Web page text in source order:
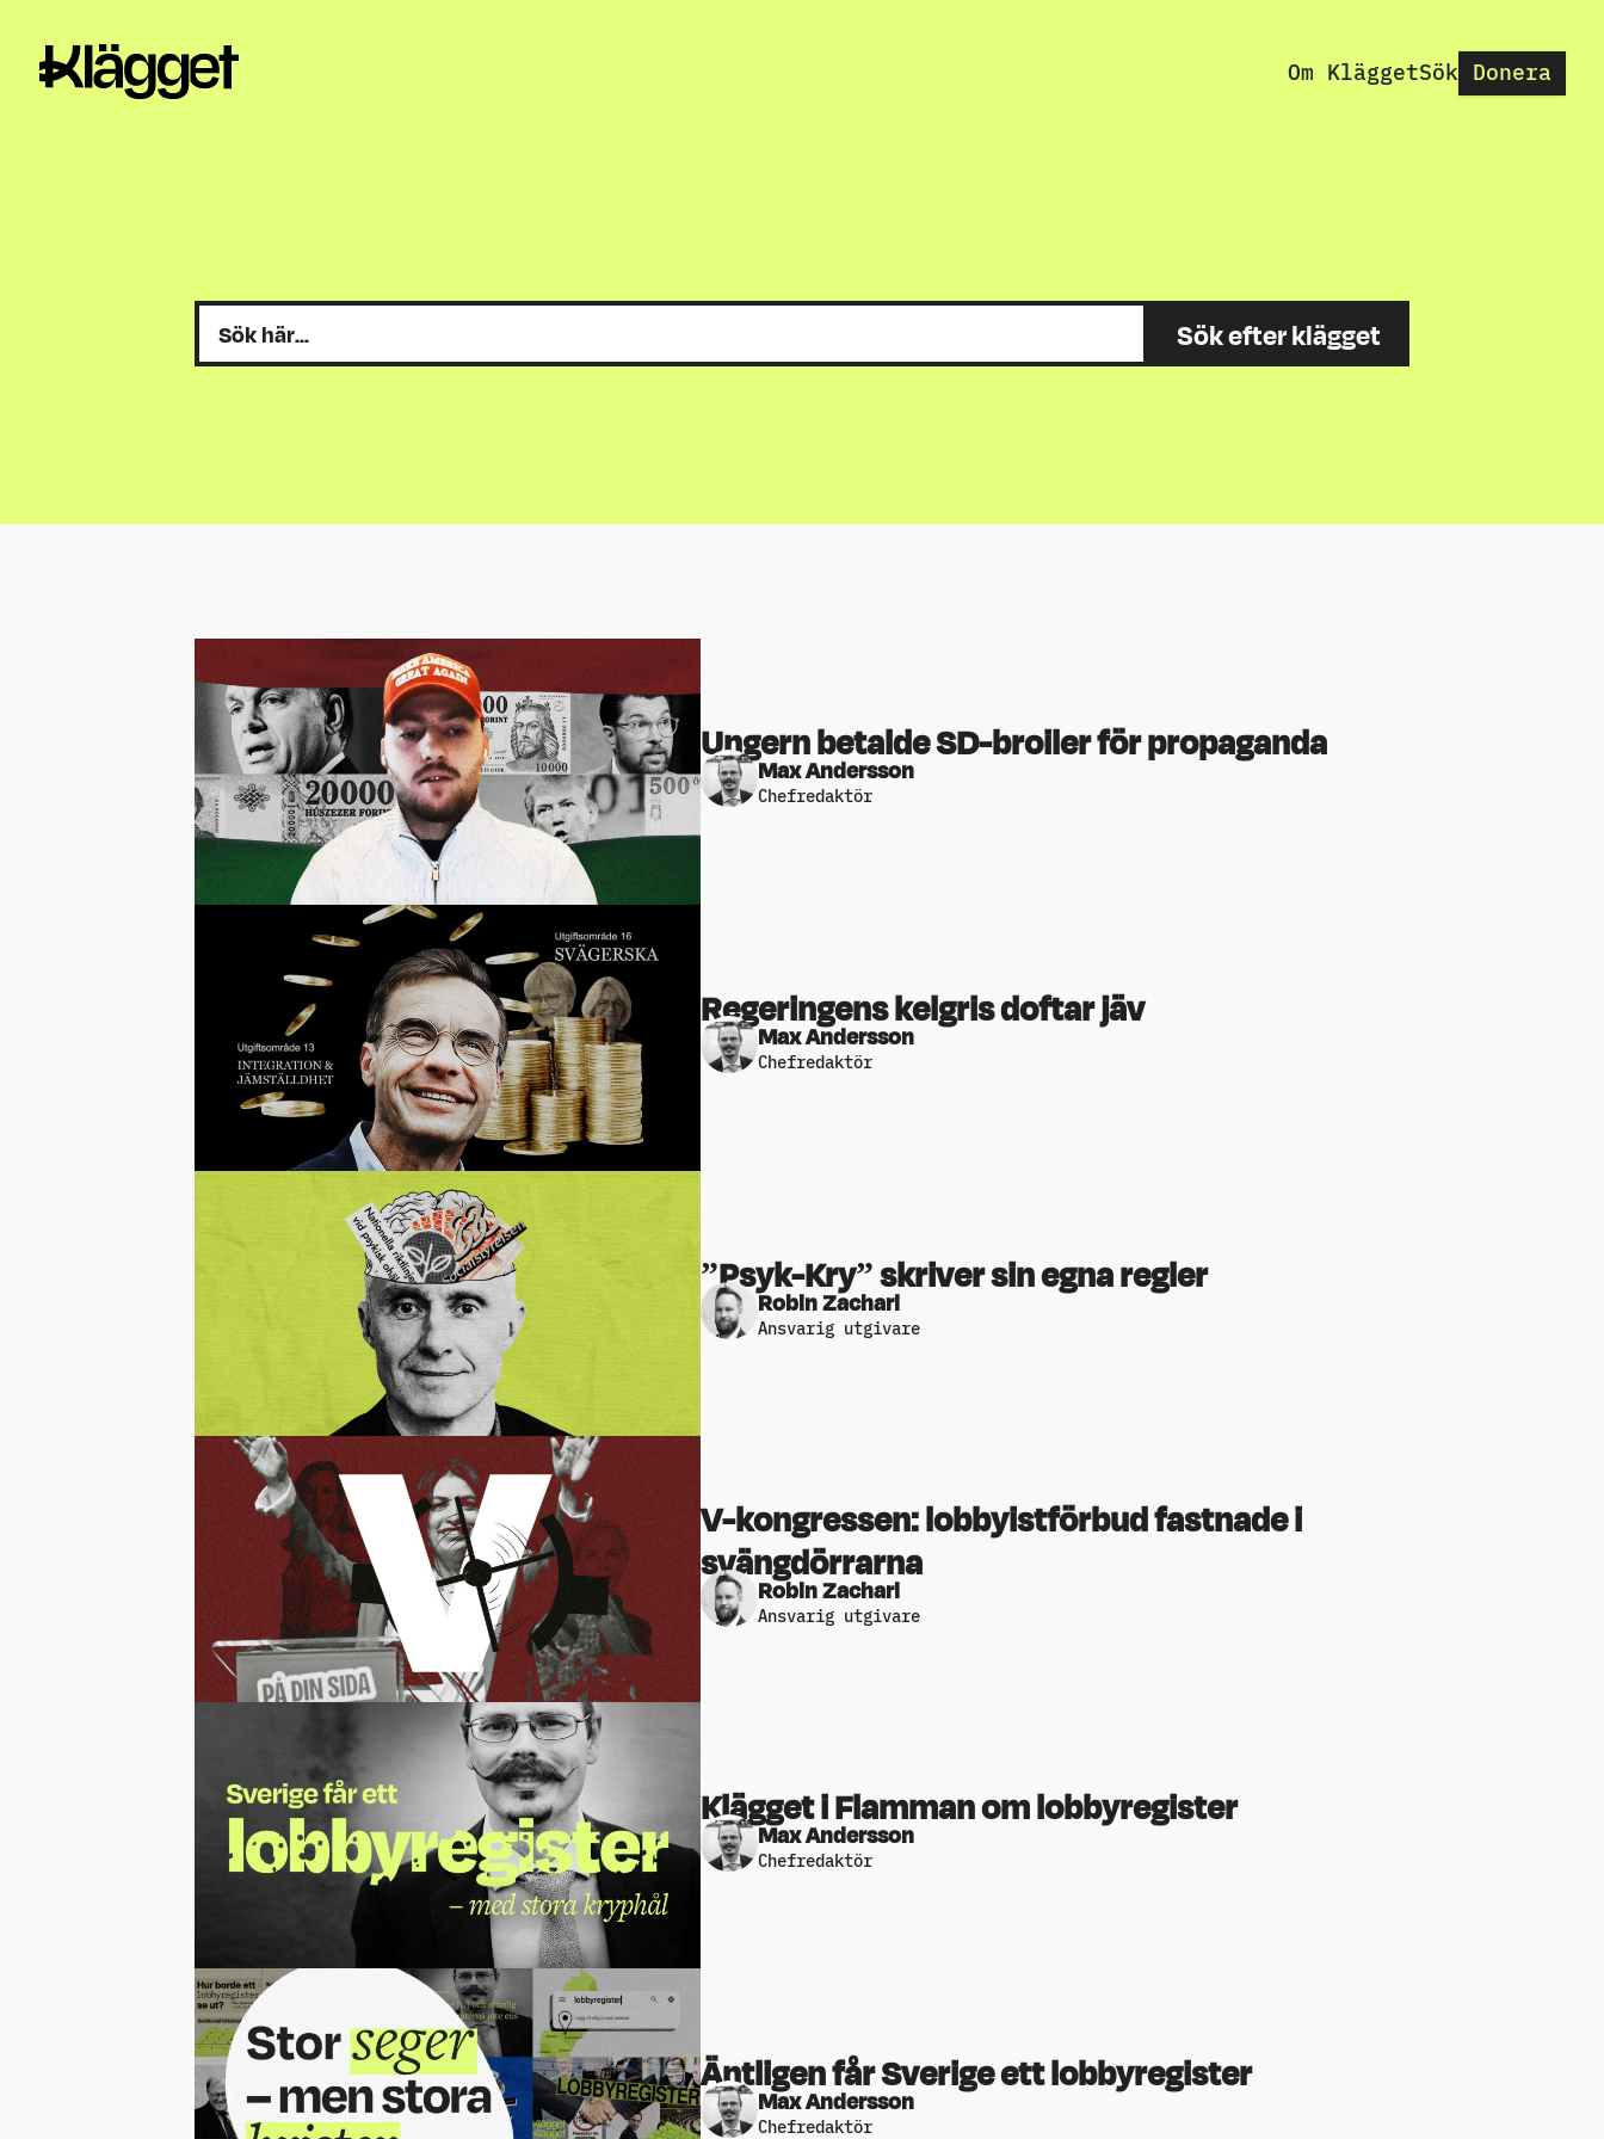
Om KläggetSök Donera
Ungern betalde SD-broiler för propaganda
Max Andersson
Chefredaktör
Regeringens kelgris doftar jäv
Max Andersson
Chefredaktör
”Psyk-Kry” skriver sin egna regler
Robin Zachari
Ansvarig utgivare
V-kongressen: lobbyistförbud fastnade i
svängdörrarna
Robin Zachari
Ansvarig utgivare
Klägget i Flamman om lobbyregister
Max Andersson
Chefredaktör
Äntligen får Sverige ett lobbyregister
Max Andersson
Chefredaktör